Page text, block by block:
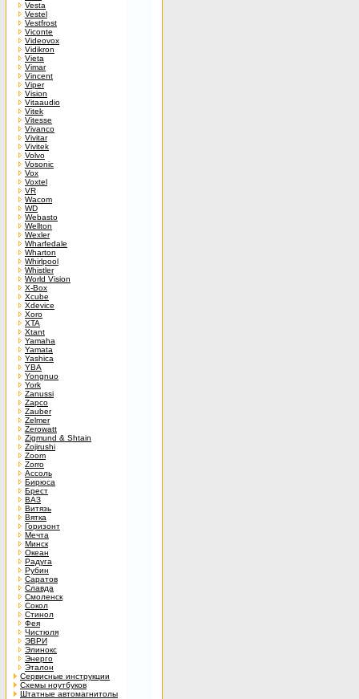
Vesta
Vestel
Vestfrost
Viconte
Videovox
Vidikron
Vieta
Vimar
Vincent
Viper
Vision
Vitaaudio
Vitek
Vitesse
Vivanco
Vivitar
Vivitek
Volvo
Vosonic
Vox
Voxtel
VR
Wacom
WD
Webasto
Wellton
Wexler
Wharfedale
Wharton
Whirlpool
Whistler
World Vision
X-Box
Xcube
Xdevice
Xoro
XTA
Xtant
Yamaha
Yamata
Yashica
YBA
Yongnuo
York
Zanussi
Zapco
Zauber
Zelmer
Zerowatt
Zigmund & Shtain
Zojirushi
Zoom
Zorro
Ассоль
Бирюса
Брест
ВАЗ
Витязь
Вятка
Горизонт
Мечта
Минск
Океан
Радуга
Рубин
Саратов
Славда
Смоленск
Сокол
Стинол
Фея
Чистюля
ЭВРИ
Элинокс
Энерго
Эталон
Сервисные инструкции
Схемы ноутбуков
Штатные автомагнитолы